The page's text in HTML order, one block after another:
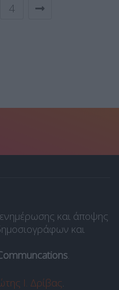
4
και άποψης
και
.
Ι. Δρίβας.